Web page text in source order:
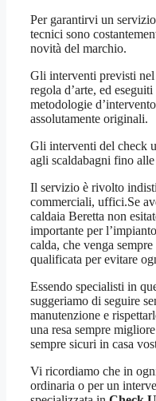
Per garantirvi un
tecnici sono
novità del marchio.
Gli interventi previsti nel
regola d’arte, ed
metodologie
assolutamente originali.
Gli interventi del check
agli scaldabagni fino
Il servizio è rivolto
commerciali, uffici.Se
caldaia Beretta non
importante per
calda, che venga sempre
qualificata per evitare
Essendo specialisti in
suggeriamo di seguire
manutenzione e
una resa sempre
sempre sicuri in casa
Vi ricordiamo che in
ordinaria o per un